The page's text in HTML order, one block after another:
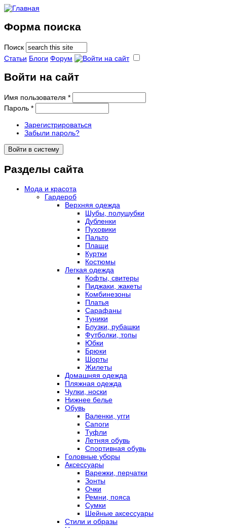
Форма поиска
Поиск
Статьи Блоги Форум
Войти на сайт
Имя пользователя *
Пароль *
Зарегистрироваться
Забыли пароль?
Разделы сайта
Мода и красота
Гардероб
Верхняя одежда
Шубы, полушубки
Дубленки
Пуховики
Пальто
Плащи
Куртки
Костюмы
Легкая одежда
Кофты, свитеры
Пиджаки, жакеты
Комбинезоны
Платья
Сарафаны
Туники
Блузки, рубашки
Футболки, топы
Юбки
Брюки
Шорты
Жилеты
Домашняя одежда
Пляжная одежда
Чулки, носки
Нижнее белье
Обувь
Валенки, угги
Сапоги
Туфли
Летняя обувь
Спортивная обувь
Головные уборы
Аксессуары
Варежки, перчатки
Зонты
Очки
Ремни, пояса
Сумки
Шейные аксессуары
Стили и образы